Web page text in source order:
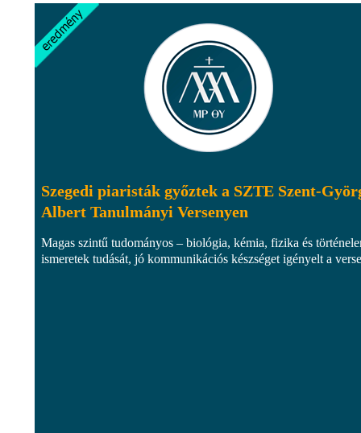
Szegedi piaristák győztek a SZTE Szent-
Albert Tanulmányi Versenyen
Magas szintű tudományos – biológia, kémia, fizika és
ismeretek tudását, jó kommunikációs készséget igényelt a